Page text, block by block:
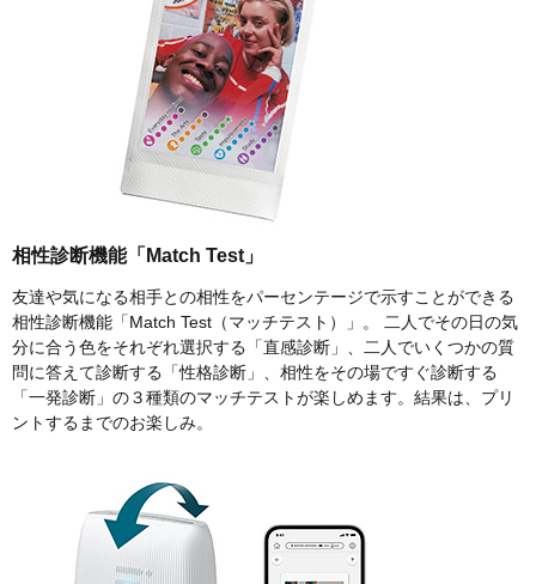
相性診断機能「Match Test」
友達や気になる相手との相性をパーセンテージで示すことができる
相性診断機能「Match Test（マッチテスト）」。 二人でその日の気
分に合う色をそれぞれ選択する「直感診断」、二人でいくつかの質
問に答えて診断する「性格診断」、相性をその場ですぐ診断する
「一発診断」の３種類のマッチテストが楽しめます。結果は、プリ
ントするまでのお楽しみ。